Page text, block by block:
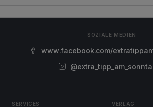
SOZIALE MEDIEN
www.facebook.com/
SERVICES VERLAG